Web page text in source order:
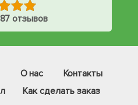
отзывов
О нас
Контакты
Как сделать заказ